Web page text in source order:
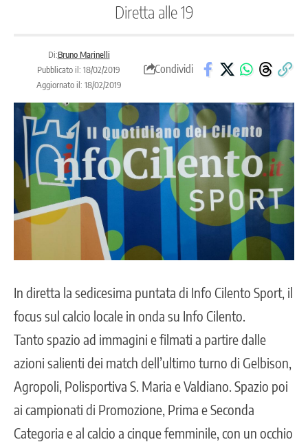
Diretta alle 19
Di:Bruno Marinelli
Pubblicato il: 18/02/2019
Aggiornato il: 18/02/2019
Condividi
In diretta la sedicesima puntata di Info Cilento Sport, il
focus sul calcio locale in onda su Info Cilento.
Tanto spazio ad immagini e filmati a partire dalle
azioni salienti dei match dell’ultimo turno di Gelbison,
Agropoli, Polisportiva S. Maria e Valdiano. Spazio poi
ai campionati di Promozione, Prima e Seconda
Categoria e al calcio a cinque femminile, con un occhio